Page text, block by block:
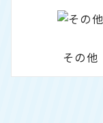
その他